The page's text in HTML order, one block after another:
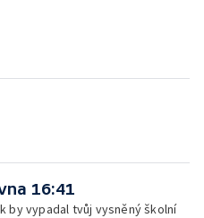
16:41
by vypadal tvůj vysněný školní